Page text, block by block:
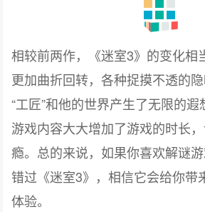
相较前两作，《迷室3》 的变化相
更加曲折回转，各种捉摸不透的
“工匠”和他的世界产生了无限的
游戏内容大大增加了游戏的时长
瘾。总的来说，如果你喜欢解谜
错过《迷室3》，相信它会给你带
体验。